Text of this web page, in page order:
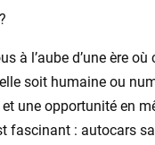
à l’aube d’une ère où
soit humaine ou
une opportunité en
fascinant : autocars